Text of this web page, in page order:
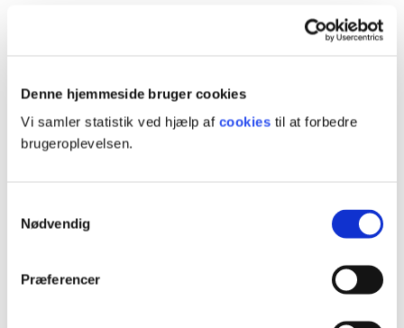
Denne hjemmeside bruger cookies
Vi samler statistik ved hjælp af cookies til at forbedre
brugeroplevelsen.
Nødvendig
Præferencer
Om praktikken
Praktiksteder